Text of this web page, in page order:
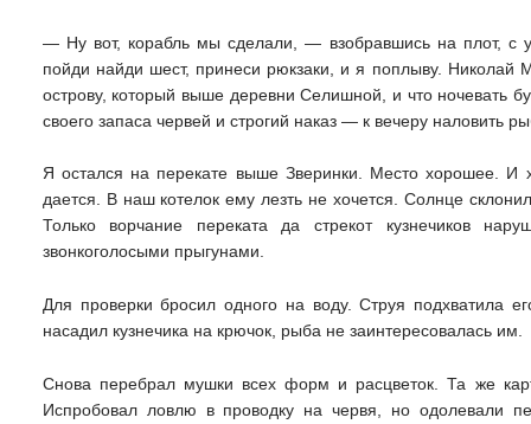
— Ну вот, корабль мы сделали, — взобравшись на плот, с
пойди найди шест, принеси рюкзаки, и я поплыву. Николай
острову, который выше деревни Селишной, и что ночевать
своего запаса червей и строгий наказ — к вечеру наловить
Я остался на перекате выше Зверинки. Место хорошее. И
дается. В наш котелок ему лезть не хочется. Солнце
Только ворчание переката да стрекот кузнечиков
звонкоголосыми прыгунами.
Для проверки бросил одного на воду. Струя подхватила
насадил кузнечика на крючок, рыба не заинтересовалась им.
Снова перебрал мушки всех форм и расцветок. Та же
Испробовал ловлю в проводку на червя, но одолевали